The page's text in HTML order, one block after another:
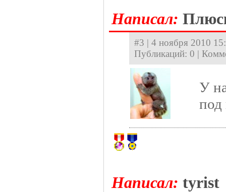
Hаписал:
#3 | 4 ноября 2010
Публикаций: 0 |
У
под
Hаписал: tyrist